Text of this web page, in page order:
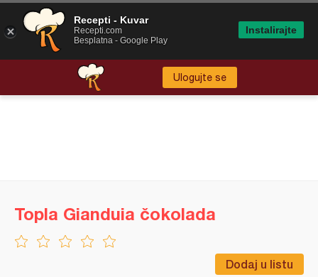
Ulogujte se
Dodaj u listu
Topla Gianduia čokolada
Recepti - Kuvar
Recepti.com
Besplatna - Google Play
Instalirajte